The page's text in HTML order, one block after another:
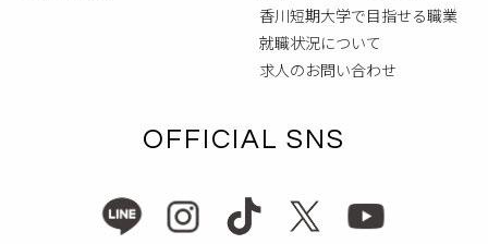
香川短期大学で目指せる職業
就職状況について
求人のお問い合わせ
OFFICIAL SNS